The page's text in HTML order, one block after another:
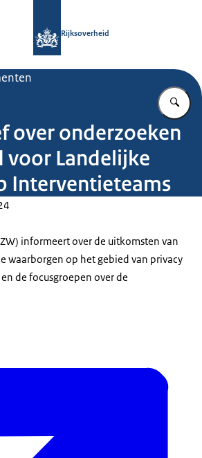
Rijksoverheid
over onderzoeken
voor Landelijke
Interventieteams
informeert over de uitkomsten van
waarborgen op het gebied van privacy
de focusgroepen over de